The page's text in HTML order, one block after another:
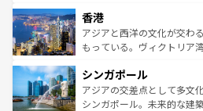
とつ。フォーやバインミー
ひ現地で味わいたい。どの
が旅行者を迎えてくれるの
参照してほしい。
の活気が交差している。北
帯で自然と触れ合い、南部
いビーチでリゾート気分を
激する。気候は一年中温暖
が待っている。親しみやす
た文化、そして多様な観光
香港
アジアと西洋の文化が交わ
もっている。ヴィクトリア
み、どこを訪れても感動す
ており、効率よく見どころ
うな絶景から文化的な体験
シンガポール
アジアの交差点として多文
シンガポール。未来的な建